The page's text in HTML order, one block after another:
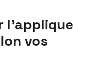
l’applique
vos